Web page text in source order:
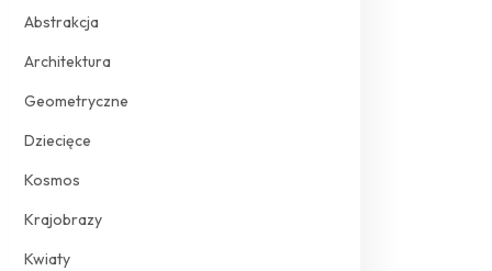
Abstrakcja
Architektura
Geometryczne
Dziecięce
Kosmos
Krajobrazy
Kwiaty